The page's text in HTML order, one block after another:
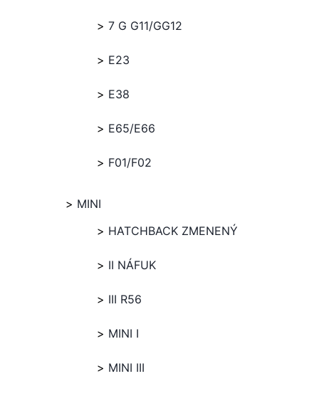
7 G G11/GG12
E23
E38
E65/E66
F01/F02
MINI
HATCHBACK ZMENENÝ
II NÁFUK
III R56
MINI I
MINI III